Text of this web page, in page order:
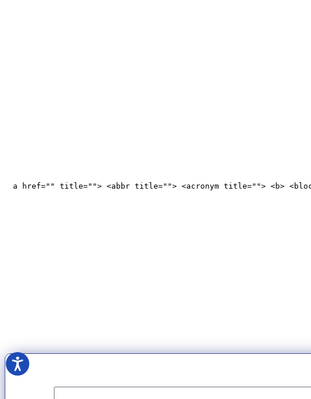
<a href="" title=""> <abbr title=""> <acronym title=""> <b>